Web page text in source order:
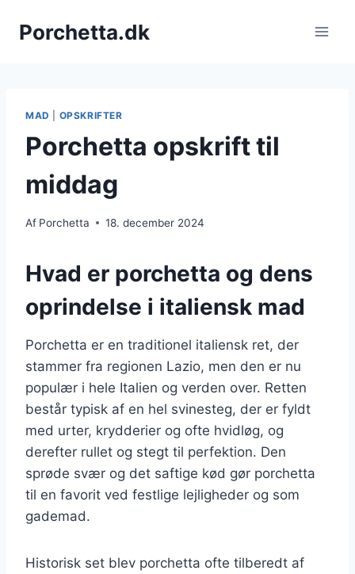
Porchetta.dk
MAD OPSKRIFTER
Porchetta opskrift til
middag
Af Porchetta 18. december 2024
Hvad er porchetta og dens
oprindelse i italiensk mad
Porchetta er en traditionel italiensk ret, der
stammer fra regionen Lazio, men den er nu
populær i hele Italien og verden over. Retten
består typisk af en hel svinesteg, der er fyldt
med urter, krydderier og ofte hvidløg, og
derefter rullet og stegt til perfektion. Den
sprøde svær og det saftige kød gør porchetta
til en favorit ved festlige lejligheder og som
gademad.
Historisk set blev porchetta ofte tilberedt af